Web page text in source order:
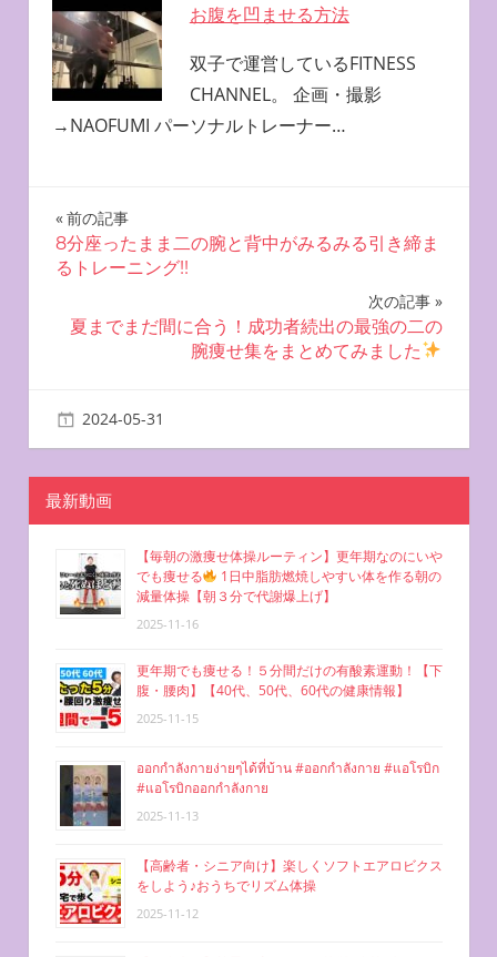
お腹を凹ませる方法
双子で運営しているFITNESS
CHANNEL。 企画・撮影
→NAOFUMI パーソナルトレーナー…
投
稿
ナ
ー
シ
ョ
ン
前の記事
8分座ったまま二の腕と背中がみるみる引き締ま
るトレーニング!!
次の記事
夏までまだ間に合う！成功者続出の最強の二の
腕痩せ集をまとめてみました
2024-05-31
最新動画
【毎朝の激痩せ体操ルーティン】更年期なのにいや
でも痩せる
1日中脂肪燃焼しやすい体を作る朝の
減量体操【朝３分で代謝爆上げ】
2025-11-16
更年期でも痩せる！５分間だけの有酸素運動！【下
腹・腰肉】【40代、50代、60代の健康情報】
2025-11-15
ออกกำลังกายง่ายๆได้ที่บ้าน #ออกกำลังกาย #แอโรบิก
#แอโรบิกออกกำลังกาย
2025-11-13
【高齢者・シニア向け】楽しくソフトエアロビクス
をしよう♪おうちでリズム体操
2025-11-12